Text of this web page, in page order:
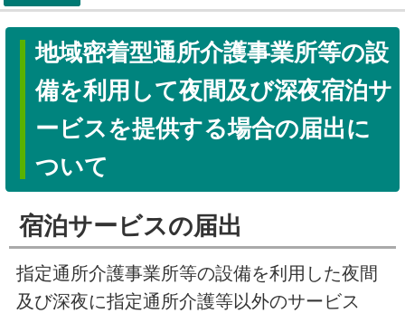
地域密着型通所介護事業所等の設
備を利用して夜間及び深夜宿泊サ
ービスを提供する場合の届出に
ついて
宿泊サービスの届出
指定通所介護事業所等の設備を利用した夜間
及び深夜に指定通所介護等以外のサービス